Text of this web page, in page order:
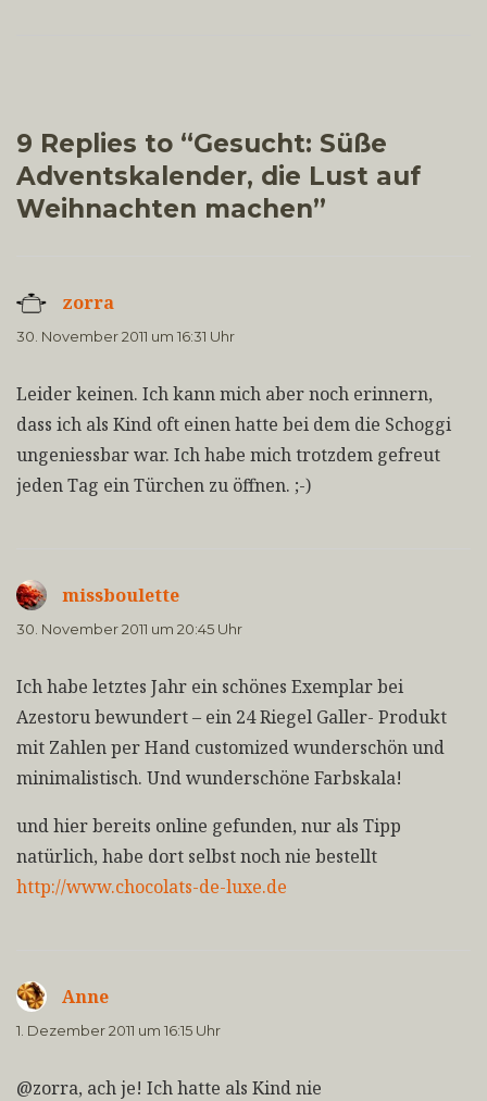
9 Replies to “Gesucht: Süße
Adventskalender, die Lust auf
Weihnachten machen”
zorra
30. November 2011 um 16:31 Uhr
Leider keinen. Ich kann mich aber noch erinnern,
dass ich als Kind oft einen hatte bei dem die Schoggi
ungeniessbar war. Ich habe mich trotzdem gefreut
jeden Tag ein Türchen zu öffnen. ;-)
missboulette
30. November 2011 um 20:45 Uhr
Ich habe letztes Jahr ein schönes Exemplar bei
Azestoru bewundert – ein 24 Riegel Galler- Produkt
mit Zahlen per Hand customized wunderschön und
minimalistisch. Und wunderschöne Farbskala!
und hier bereits online gefunden, nur als Tipp
natürlich, habe dort selbst noch nie bestellt
http://www.chocolats-de-luxe.de
Anne
1. Dezember 2011 um 16:15 Uhr
@zorra, ach je! Ich hatte als Kind nie